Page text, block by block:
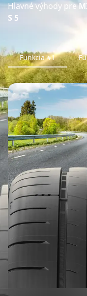
Hlavné výhody pre
S 5
Funkcia #1